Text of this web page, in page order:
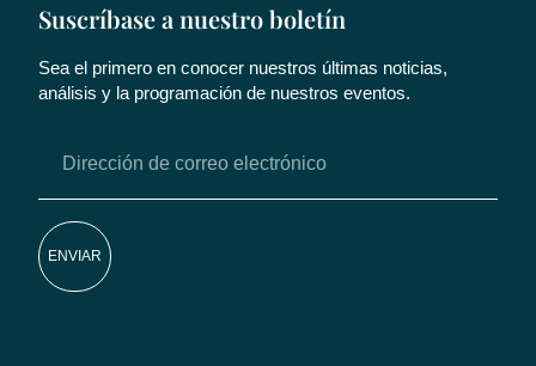
Suscríbase a nuestro boletín
Sea el primero en conocer nuestros últimas noticias,
análisis y la programación de nuestros eventos.
ENVIAR